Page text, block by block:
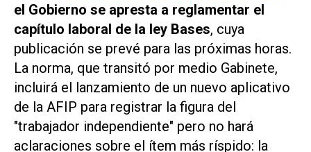
el Gobierno se apresta a reglamentar el
capítulo laboral de la ley Bases, cuya
publicación se prevé para las próximas horas.
La norma, que transitó por medio Gabinete,
incluirá el lanzamiento de un nuevo aplicativo
de la AFIP para registrar la figura del
"trabajador independiente" pero no hará
aclaraciones sobre el ítem más ríspido: la